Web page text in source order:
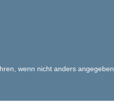
wenn nicht anders angegeben.